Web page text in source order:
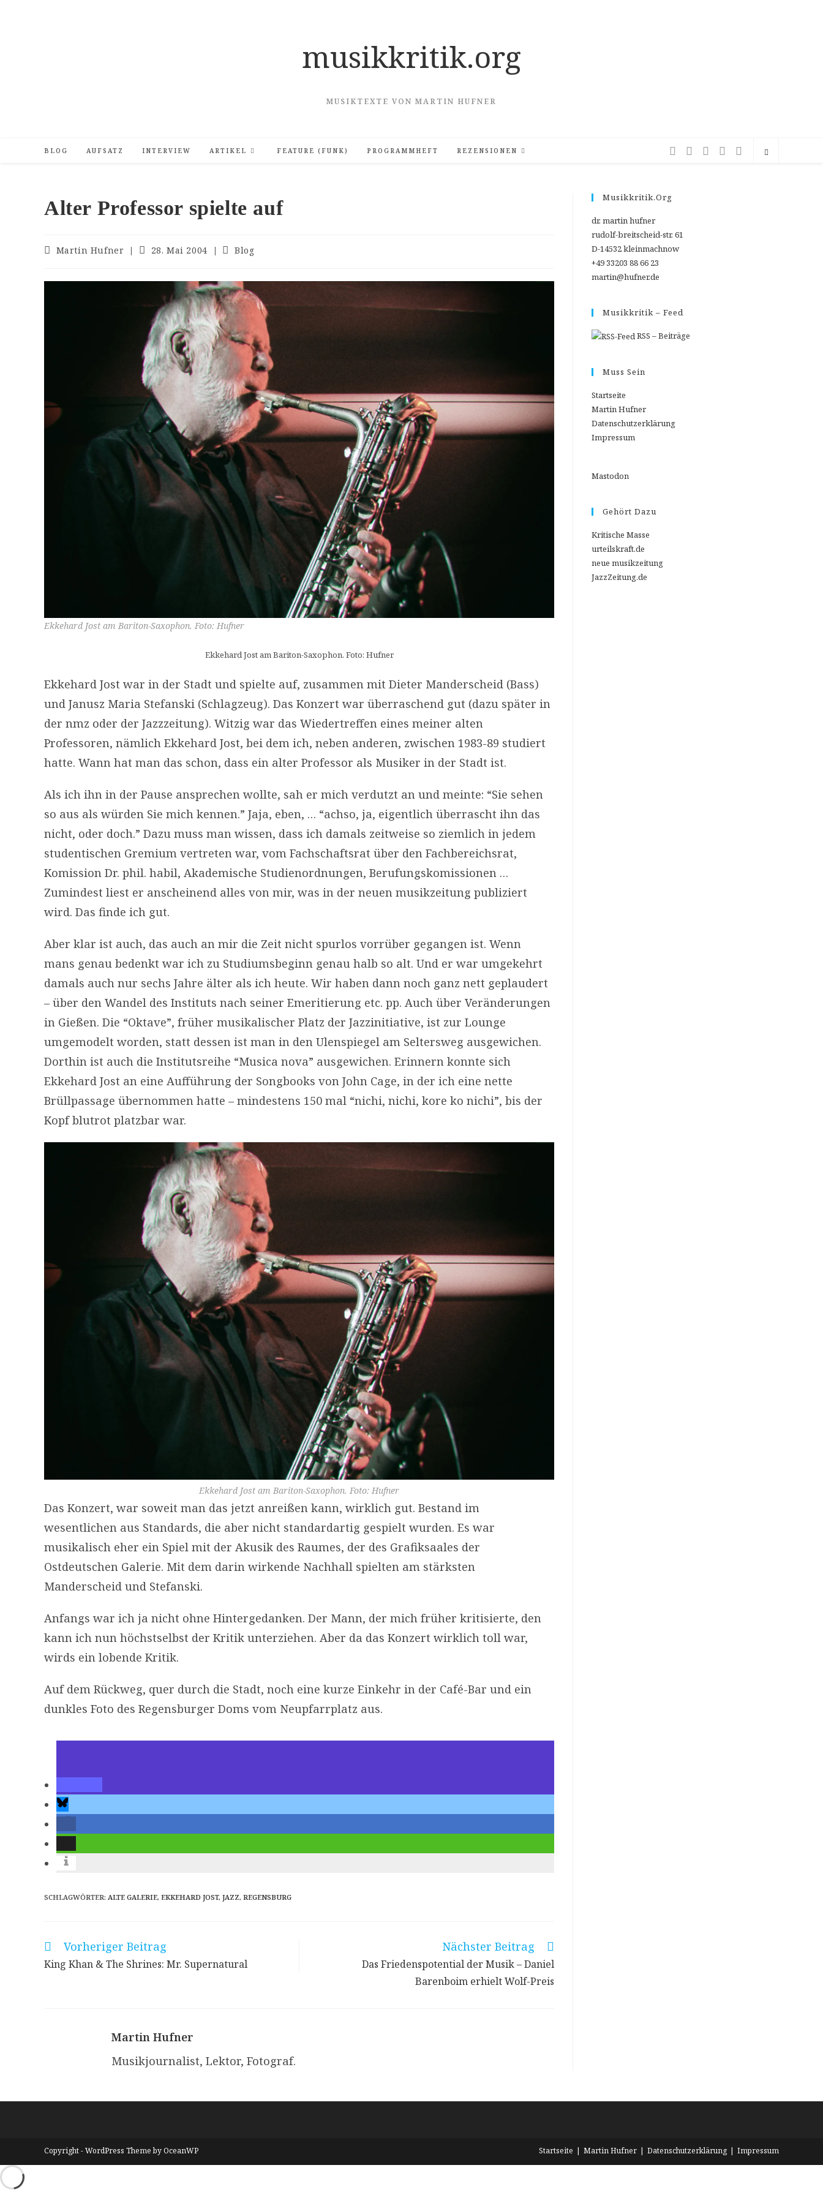
musikkritik.org
MUSIKTEXTE VON MARTIN HUFNER
BLOG AUFSATZ INTERVIEW ARTIKEL FEATURE (FUNK) PROGRAMMHEFT REZENSIONEN
Alter Professor spielte auf
Beitrags-
Martin Hufner
Beitrag
28. Mai 2004
Beitrags-
Blog
Ekkehard Jost am Bariton-Saxophon. Foto: Hufner
Ekkehard Jost am Bariton-Saxophon. Foto: Hufner
Ekkehard Jost war in der Stadt und spielte auf, zusammen mit Dieter Manderscheid (Bass)
und Janusz Maria Stefanski (Schlagzeug). Das Konzert war überraschend gut (dazu später in
der nmz oder der Jazzzeitung). Witzig war das Wiedertreffen eines meiner alten
Professoren, nämlich Ekkehard Jost, bei dem ich, neben anderen, zwischen 1983-89 studiert
hatte. Wann hat man das schon, dass ein alter Professor als Musiker in der Stadt ist.
Als ich ihn in der Pause ansprechen wollte, sah er mich verdutzt an und meinte: “Sie sehen
so aus als würden Sie mich kennen.” Jaja, eben, … “achso, ja, eigentlich überrascht ihn das
nicht, oder doch.” Dazu muss man wissen, dass ich damals zeitweise so ziemlich in jedem
studentischen Gremium vertreten war, vom Fachschaftsrat über den Fachbereichsrat,
Komission Dr. phil. habil, Akademische Studienordnungen, Berufungskomissionen …
Zumindest liest er anscheinend alles von mir, was in der neuen musikzeitung publiziert
wird. Das finde ich gut.
Aber klar ist auch, das auch an mir die Zeit nicht spurlos vorrüber gegangen ist. Wenn
mans genau bedenkt war ich zu Studiumsbeginn genau halb so alt. Und er war umgekehrt
damals auch nur sechs Jahre älter als ich heute. Wir haben dann noch ganz nett geplaudert
– über den Wandel des Instituts nach seiner Emeritierung etc. pp. Auch über Veränderungen
in Gießen. Die “Oktave”, früher musikalischer Platz der Jazzinitiative, ist zur Lounge
umgemodelt worden, statt dessen ist man in den Ulenspiegel am Seltersweg ausgewichen.
Dorthin ist auch die Institutsreihe “Musica nova” ausgewichen. Erinnern konnte sich
Ekkehard Jost an eine Aufführung der Songbooks von John Cage, in der ich eine nette
Brüllpassage übernommen hatte – mindestens 150 mal “nichi, nichi, kore ko nichi”, bis der
Kopf blutrot platzbar war.
Ekkehard Jost am Bariton-Saxophon. Foto: Hufner
Das Konzert, war soweit man das jetzt anreißen kann, wirklich gut. Bestand im
wesentlichen aus Standards, die aber nicht standardartig gespielt wurden. Es war
musikalisch eher ein Spiel mit der Akusik des Raumes, der des Grafiksaales der
Ostdeutschen Galerie. Mit dem darin wirkende Nachhall spielten am stärksten
Manderscheid und Stefanski.
Anfangs war ich ja nicht ohne Hintergedanken. Der Mann, der mich früher kritisierte, den
kann ich nun höchstselbst der Kritik unterziehen. Aber da das Konzert wirklich toll war,
wirds ein lobende Kritik.
Auf dem Rückweg, quer durch die Stadt, noch eine kurze Einkehr in der Café-Bar und ein
dunkles Foto des Regensburger Doms vom Neupfarrplatz aus.
SCHLAGWÖRTER: ALTE GALERIE, EKKEHARD JOST, JAZZ, REGENSBURG
Weitere
Artikel
ansehen
Vorheriger Beitrag
King Khan & The Shrines: Mr. Supernatural
Nächster Beitrag
Das Friedenspotential der Musik – Daniel
Barenboim erhielt Wolf-Preis
Martin Hufner
Musikjournalist, Lektor, Fotograf.
Musikkritik.org
dr. martin hufner
rudolf-breitscheid-str. 61
D-14532 kleinmachnow
+49 33203 88 66 23
martin@hufner.de
Musikkritik – Feed
RSS – Beiträge
Muss Sein
Startseite
Martin Hufner
Datenschutzerklärung
Impressum
Mastodon
Gehört Dazu
Kritische Masse
urteilskraft.de
neue musikzeitung
JazzZeitung.de
Startseite Martin Hufner Datenschutzerklärung Impressum
Copyright - WordPress Theme by OceanWP